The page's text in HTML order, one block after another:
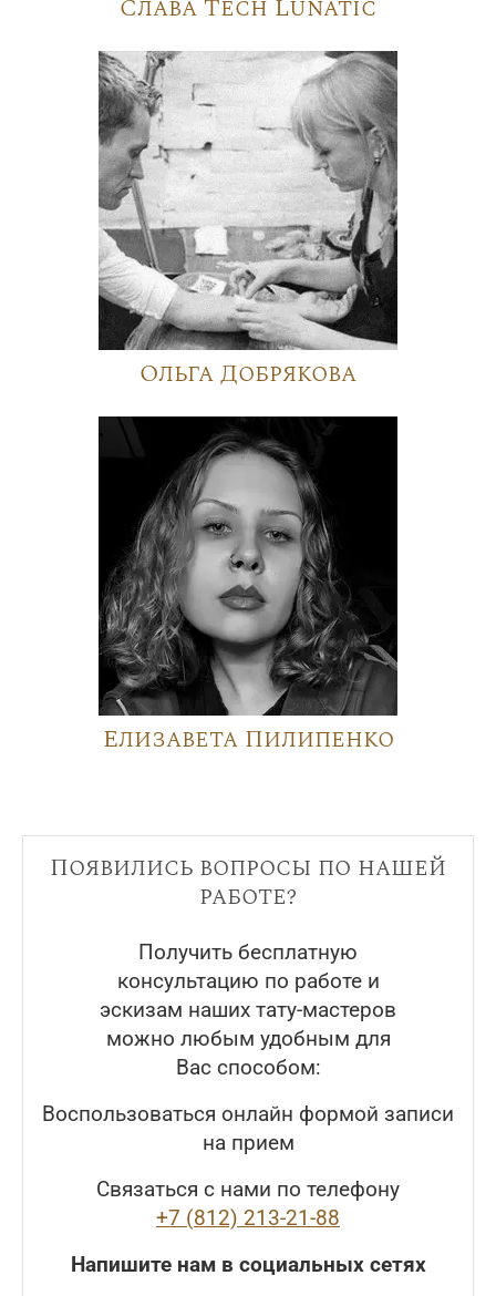
Слава Tech Lunatic
Ольга Добрякова
Елизавета Пилипенко
Появились вопросы по нашей
работе?
Получить бесплатную
консультацию по работе и
эскизам наших тату-мастеров
можно любым удобным для
Вас способом:
Воспользоваться онлайн формой записи
на прием
Связаться с нами по телефону
+7 (812) 213-21-88
Напишите нам в социальных сетях